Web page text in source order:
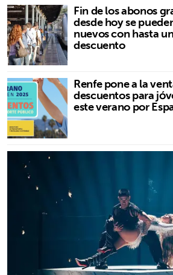
Fin de los abonos
desde hoy se
nuevos con hasta
descuento
Renfe pone a la
descuentos para
este verano por